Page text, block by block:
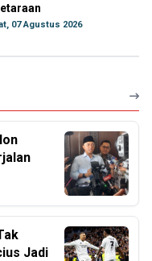
07 Agustus 2026
Jadi